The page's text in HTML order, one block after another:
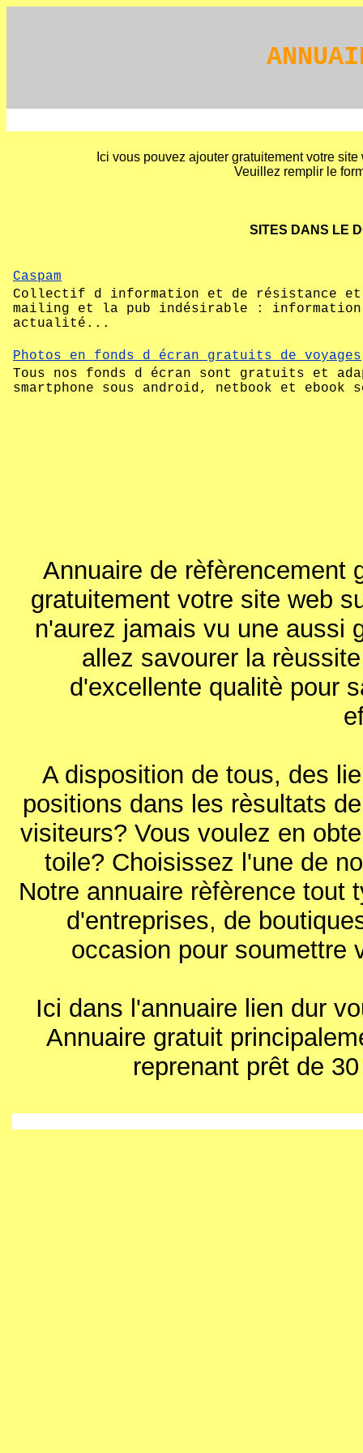
Ici vous pouvez ajouter gratuitement votre
Veuillez remplir le
SITES DANS LE
Caspam
Collectif d information et de résistance et
mailing et la pub indésirable :
actualité...
Photos en fonds d écran gratuits de
Tous nos fonds d écran sont gratuits et
smartphone sous android, netbook et
Annuaire de rèfèrencement
gratuitement votre site web
n'aurez jamais vu une aussi
allez savourer la
d'excellente qualitè pour
A disposition de tous, des
positions dans les rèsultats
visiteurs? Vous voulez en
toile? Choisissez l'une de
Notre annuaire rèfèrence tout
d'entreprises, de
occasion pour soumettre
Ici dans l'annuaire lien dur
Annuaire gratuit
reprenant prêt de